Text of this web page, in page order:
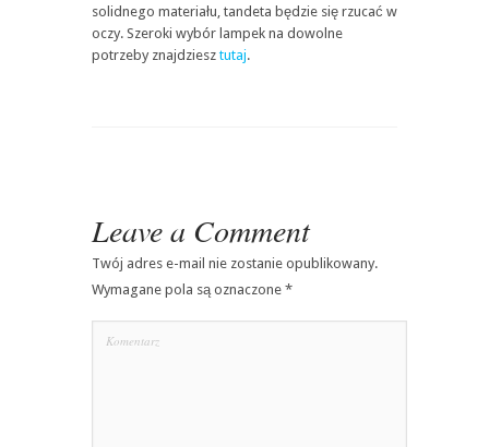
solidnego materiału, tandeta będzie się rzucać w
oczy. Szeroki wybór lampek na dowolne
potrzeby znajdziesztutaj.
Leave a Comment
Twój adres e-mail nie zostanie opublikowany.
Wymagane pola są oznaczone *